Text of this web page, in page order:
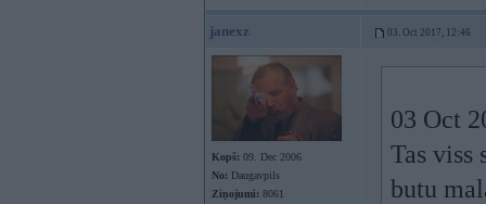
janexz 03. Oct 2017, 12:46
Kopš: 09. Dec 2006
No: Daugavpils
Ziņojumi: 8061
03 Oct
Tas viss
butu